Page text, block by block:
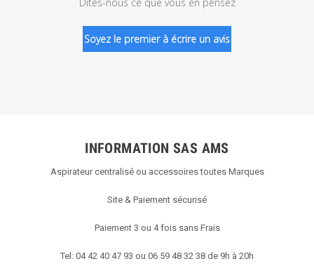
Soyez le premier à écrire un avis
INFORMATION SAS AMS
Aspirateur centralisé ou accessoires toutes Marques
Site & Paiement sécurisé
Paiement 3 ou 4 fois sans Frais
Tel: 04 42 40 47 93 ou 06 59 48 32 38 de 9h à 20h